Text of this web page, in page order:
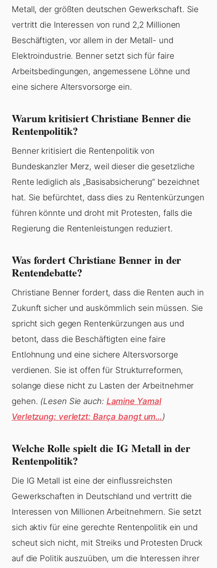
Metall, der größten deutschen Gewerkschaft. Sie
vertritt die Interessen von rund 2,2 Millionen
Beschäftigten, vor allem in der Metall- und
Elektroindustrie. Benner setzt sich für faire
Arbeitsbedingungen, angemessene Löhne und
eine sichere Altersvorsorge ein.
Warum kritisiert Christiane Benner die
Rentenpolitik?
Benner kritisiert die Rentenpolitik von
Bundeskanzler Merz, weil dieser die gesetzliche
Rente lediglich als „Basisabsicherung“ bezeichnet
hat. Sie befürchtet, dass dies zu Rentenkürzungen
führen könnte und droht mit Protesten, falls die
Regierung die Rentenleistungen reduziert.
Was fordert Christiane Benner in der
Rentendebatte?
Christiane Benner fordert, dass die Renten auch in
Zukunft sicher und auskömmlich sein müssen. Sie
spricht sich gegen Rentenkürzungen aus und
betont, dass die Beschäftigten eine faire
Entlohnung und eine sichere Altersvorsorge
verdienen. Sie ist offen für Strukturreformen,
solange diese nicht zu Lasten der Arbeitnehmer
gehen. (Lesen Sie auch: Lamine Yamal
Verletzung: verletzt: Barça bangt um…)
Welche Rolle spielt die IG Metall in der
Rentenpolitik?
Die IG Metall ist eine der einflussreichsten
Gewerkschaften in Deutschland und vertritt die
Interessen von Millionen Arbeitnehmern. Sie setzt
sich aktiv für eine gerechte Rentenpolitik ein und
scheut sich nicht, mit Streiks und Protesten Druck
auf die Politik auszuüben, um die Interessen ihrer